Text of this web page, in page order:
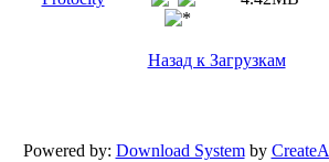
Назад к Загрузкам
Powered by: Download Systemby